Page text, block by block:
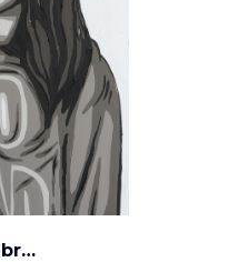
Před kluky nebrečím